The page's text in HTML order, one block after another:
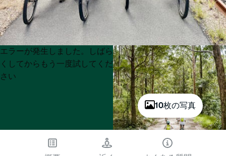
10枚の写真
Product
List
Product
List
エラーが発生しました。しばら
くしてからもう一度試してくだ
さい